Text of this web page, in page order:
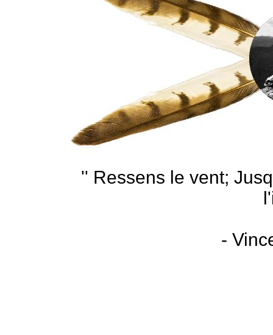
'' Ressens le vent;
-